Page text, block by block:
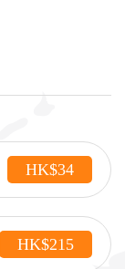
HK$34
HK$215